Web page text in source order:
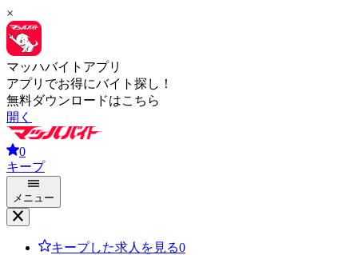
×
マッハバイトアプリ
アプリでお得にバイト探し！
無料ダウンロードはこちら
開く
0
キープ
メニュー
キープした求人を見る0